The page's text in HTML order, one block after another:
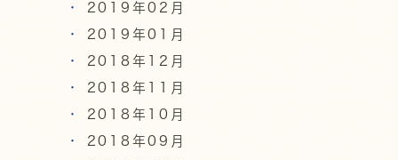
2019年02月
2019年01月
2018年12月
2018年11月
2018年10月
2018年09月